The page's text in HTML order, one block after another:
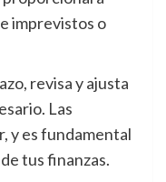
imprevistos o
revisa y ajusta
Las
y es fundamental
tus finanzas.